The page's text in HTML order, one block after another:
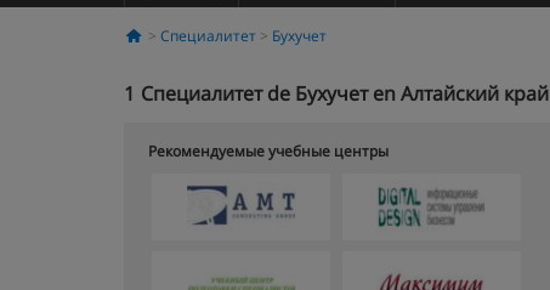
Специалитет Бухучет
1 Специалитет de Бухучет en Алтайский край
Рекомендуемые учебные центры